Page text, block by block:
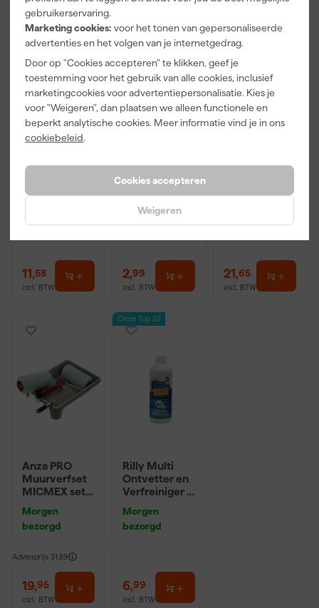
gebruikerservaring.
Marketing cookies: voor het tonen van gepersonaliseerde
advertenties en het volgen van je internetgedrag.
Door op "Cookies accepteren" te klikken, geef je
toestemming voor het gebruik van alle cookies, inclusief
marketingcookies voor advertentiepersonalisatie. Kies je
voor "Weigeren", dan plaatsen we alleen functionele en
beperkt analytische cookies. Meer informatie vind je in ons
cookiebeleid.
Cookies accepteren
Weigeren
Washi-Tec
Geel/Blauw -
Morgen
11,58
incl. BTW
Economy S
Verfbak -
10cm Roller -
15 x 32 cm + 5
inzetbakken
Morgen
bezorgd
2,99
incl. BTW
Finish 4-
Afstrijkset
Morgen
21,65
incl. BTW
Anza PRO
Muurverfset
MICMEX set
Morgen
bezorgd
Adviesprijs 31,89
19,95
incl. BTW
Onze Top 10
Rilly Multi
Ontvetter en
Verfreiniger –
Morgen
bezorgd
6,99
incl. BTW